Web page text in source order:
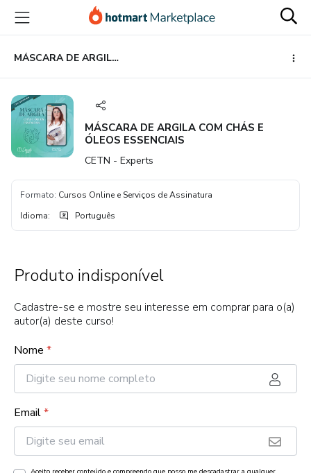
para
conteúdo
principal
para
pagamento
para
rodapé
MÁSCARA DE ARGILA COM CHÁS E ÓLEOS ESSENCIAIS
MÁSCARA DE ARGILA COM CHÁS E
ÓLEOS ESSENCIAIS
CETN - Experts
Formato: Cursos Online e Serviços de Assinatura
Idioma: Português
Produto indisponível
Cadastre-se e mostre seu interesse em comprar para o(a)
autor(a) deste curso!
Nome *
Email*